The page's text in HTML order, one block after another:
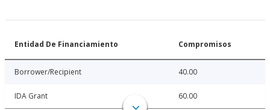
Entidad De Financiamiento Compromisos
Borrower/Recipient 40.00
IDA Grant 60.00